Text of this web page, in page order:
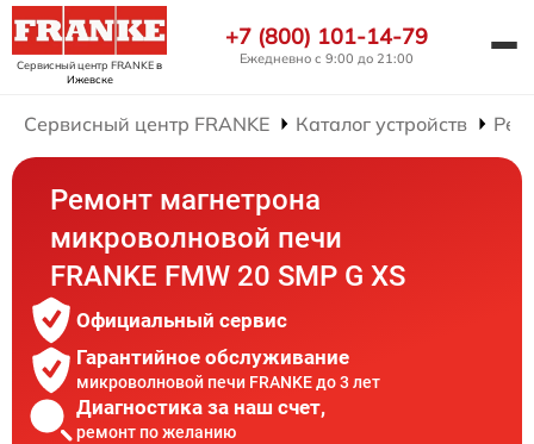
Сервисный центр FRANKEв
Ижевске
+7 (800) 101-14-79
Ежедневно с 9:00 до 21:00
Сервисный центр FRANKE Каталог устройств
Ремонт магнетрона
микроволновой печи
FRANKE FMW 20 SMP G XS
Официальный сервис
Гарантийное обслуживание
микроволновой печи FRANKE до 3 лет
Диагностика за наш счет,
ремонт по желанию